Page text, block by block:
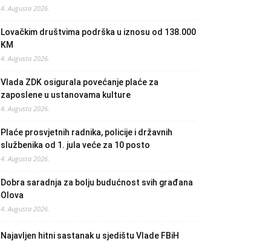
4. Augusta 2026.
Lovačkim društvima podrška u iznosu od 138.000
KM
4. Augusta 2026.
Vlada ZDK osigurala povećanje plaće za
zaposlene u ustanovama kulture
4. Augusta 2026.
Plaće prosvjetnih radnika, policije i državnih
službenika od 1. jula veće za 10 posto
4. Augusta 2026.
Dobra saradnja za bolju budućnost svih građana
Olova
4. Augusta 2026.
Najavljen hitni sastanak u sjedištu Vlade FBiH